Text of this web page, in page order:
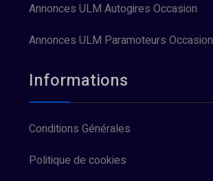
Annonces ULM Autogires Occasion
Annonces ULM Paramoteurs Occasion
Informations
Conditions Générales
Politique de cookies